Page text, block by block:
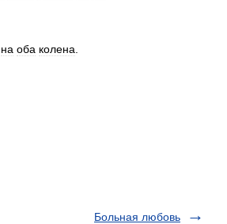
на оба колена
Больная любовь